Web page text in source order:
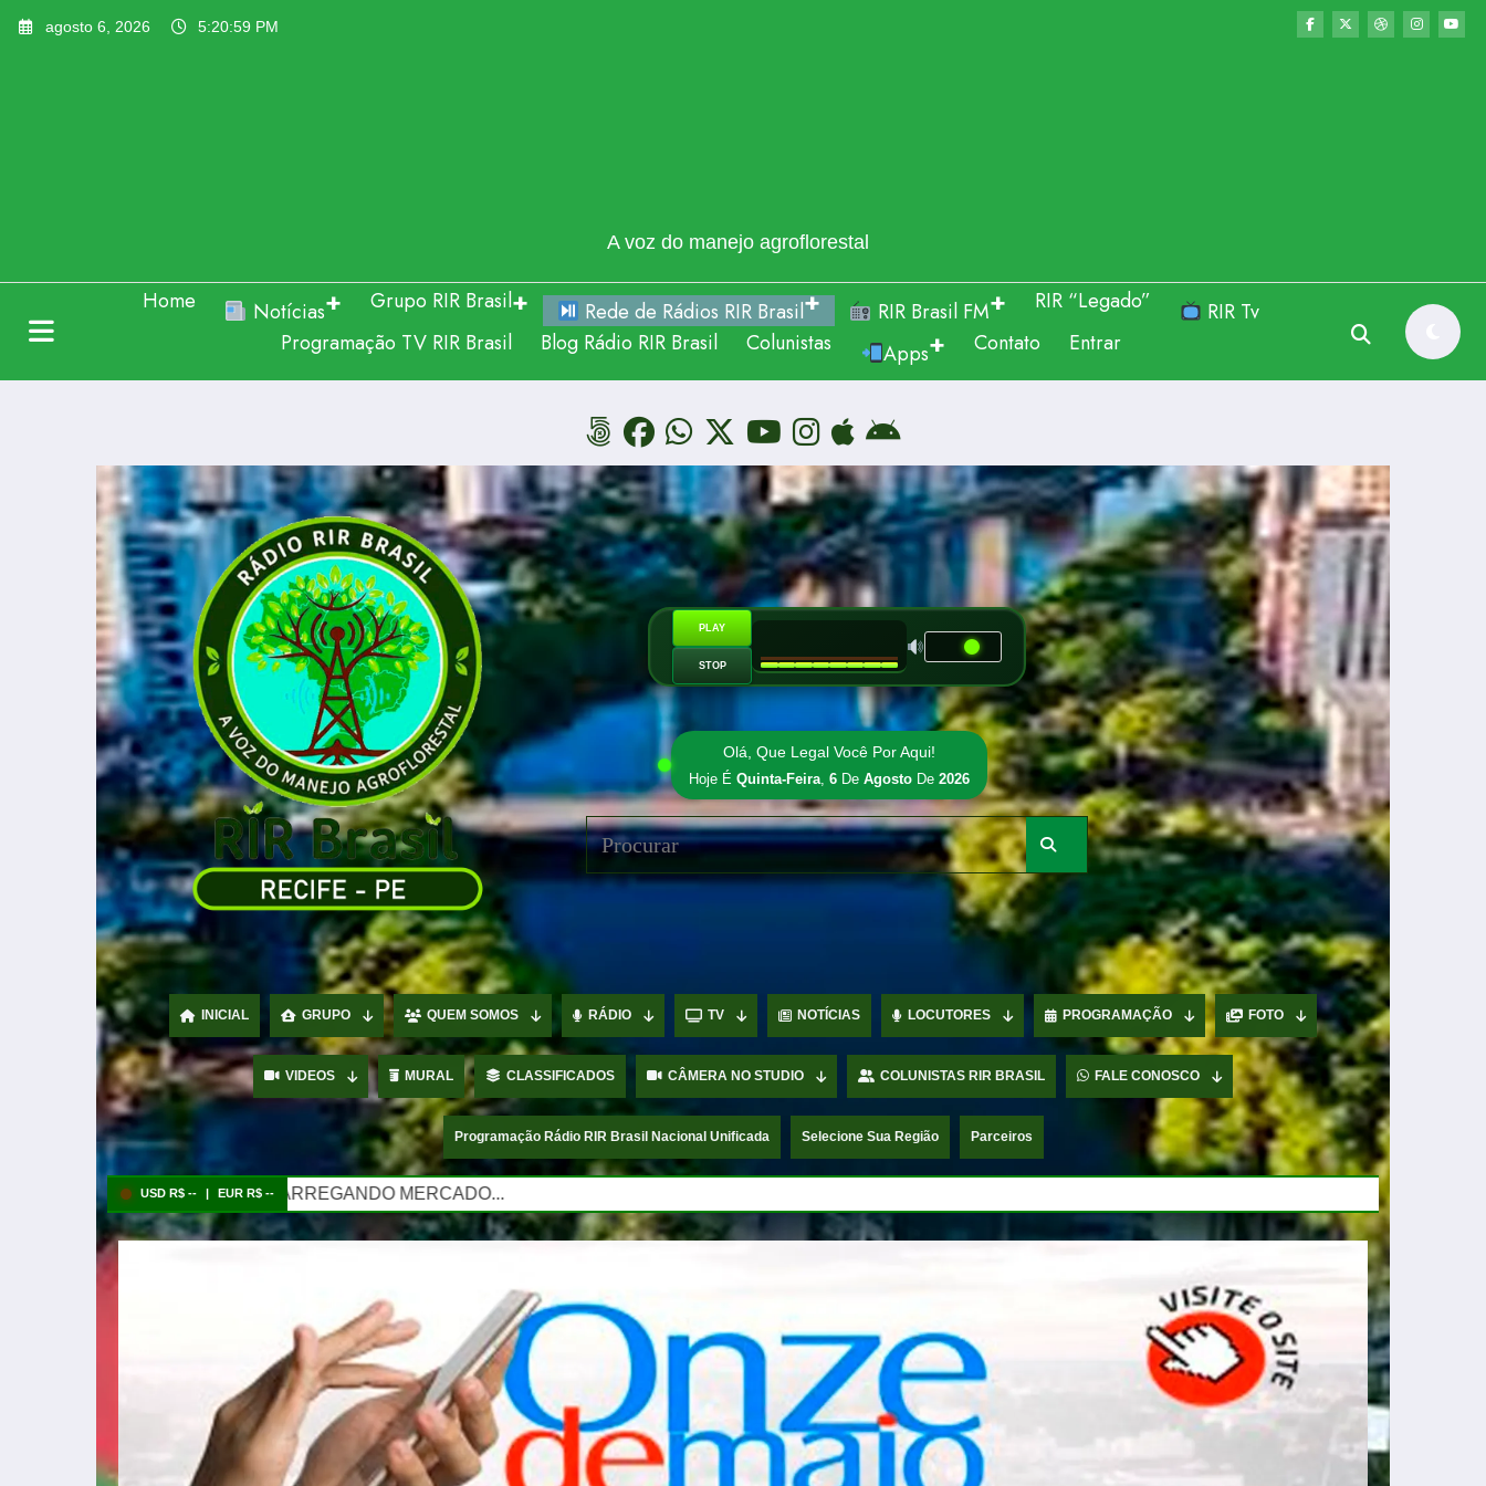
para
agosto 6, 2026 5:21:01 PM
A voz do manejo agroflorestal
Home Notícias Grupo RIR Brasil Rede de Rádios RIR Brasil RIR Brasil FM RIR “Legado”
RIR Tv
Programação TV RIR Brasil
Blog Rádio RIR Brasil Colunistas Apps Contato Entrar
PLAY
STOP
Olá, Que Legal Você Por Aqui!
Hoje É Quinta-Feira, 6De AgostoDe 2026
INICIAL GRUPO QUEM SOMOS RÁDIO TV NOTÍCIAS LOCUTORES PROGRAMAÇÃO FOTO
VIDEOS MURAL CLASSIFICADOS CÂMERA NO STUDIO COLUNISTAS RIR BRASIL FALE CONOSCO
Programação Rádio RIR Brasil Nacional Unificada Selecione Sua Região Parceiros
USD R$ -- EUR R$ --CARREGANDO MERCADO...